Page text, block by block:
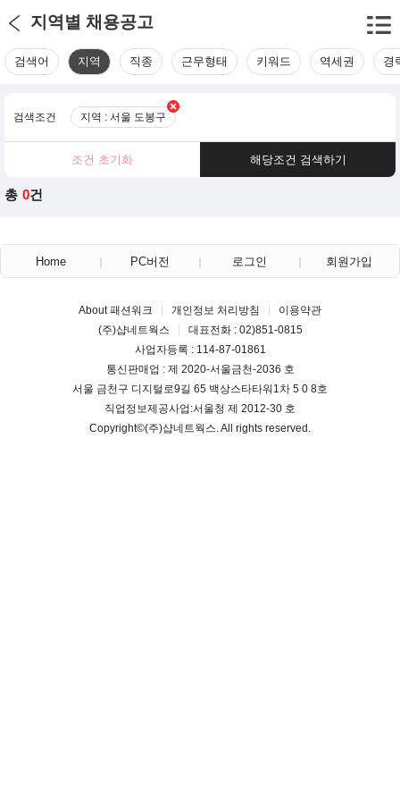
지역별 채용공고
검색어 지역 직종 근무형태 키워드 역세권 경
검색조건 지역 : 서울 도봉구
조건 초기화 해당조건 검색하기
총 0건
Home PC버전 로그인 회원가입
About 패션워크 개인정보 처리방침
이용약관
(주)샵네트웍스
대표전화 : 02)851-0815
사업자등록 : 114-87-01861
통신판매업 : 제 2020-서울금천-2036 호
서울 금천구 디지털로9길 65 백상스타타워1차 5 0 8호
직업정보제공사업:서울청 제 2012-30 호
Copyright©(주)샵네트웍스. All rights reserved.